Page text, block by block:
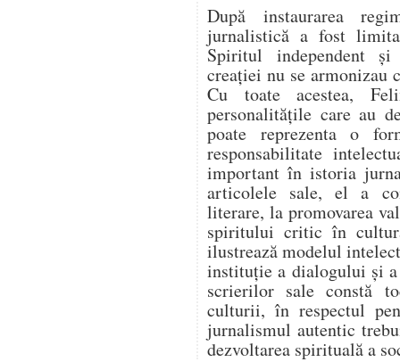
După instaurarea
jurnalistică a fost
Spiritul independent
creației nu se armonizau
Cu toate acestea,
personalitățile care au
poate reprezenta o
responsabilitate
important în istoria
articolele sale, el a
literare, la promovarea
spiritului critic în
ilustrează modelul
instituție a dialogului și
scrierilor sale constă
culturii, în respectul
jurnalismul autentic
dezvoltarea spirituală a